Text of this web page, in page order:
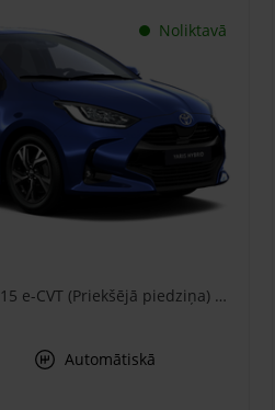
Noliktavā
Active Plus 1.5 Hybrid 115 e-CVT (Priekšējā piedziņa) (68 kW)
Automātiskā